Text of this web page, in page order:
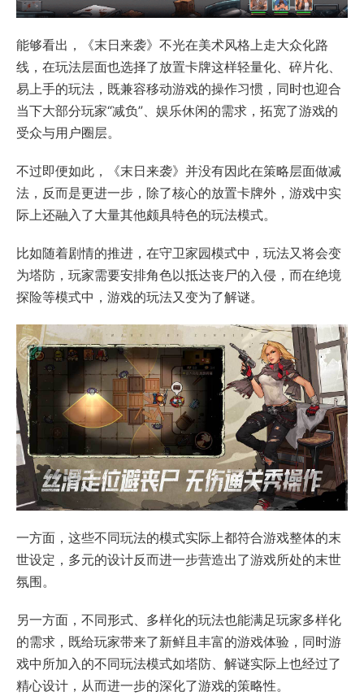
能够看出，《末日来袭》不光在美术风格上走大众化路
线，在玩法层面也选择了放置卡牌这样轻量化、碎片化、
易上手的玩法，既兼容移动游戏的操作习惯，同时也迎合
当下大部分玩家“减负”、娱乐休闲的需求，拓宽了游戏的
受众与用户圈层。
不过即便如此，《末日来袭》并没有因此在策略层面做减
法，反而是更进一步，除了核心的放置卡牌外，游戏中实
际上还融入了大量其他颇具特色的玩法模式。
比如随着剧情的推进，在守卫家园模式中，玩法又将会变
为塔防，玩家需要安排角色以抵达丧尸的入侵，而在绝境
探险等模式中，游戏的玩法又变为了解谜。
一方面，这些不同玩法的模式实际上都符合游戏整体的末
世设定，多元的设计反而进一步营造出了游戏所处的末世
氛围。
另一方面，不同形式、多样化的玩法也能满足玩家多样化
的需求，既给玩家带来了新鲜且丰富的游戏体验，同时游
戏中所加入的不同玩法模式如塔防、解谜实际上也经过了
精心设计，从而进一步的深化了游戏的策略性。